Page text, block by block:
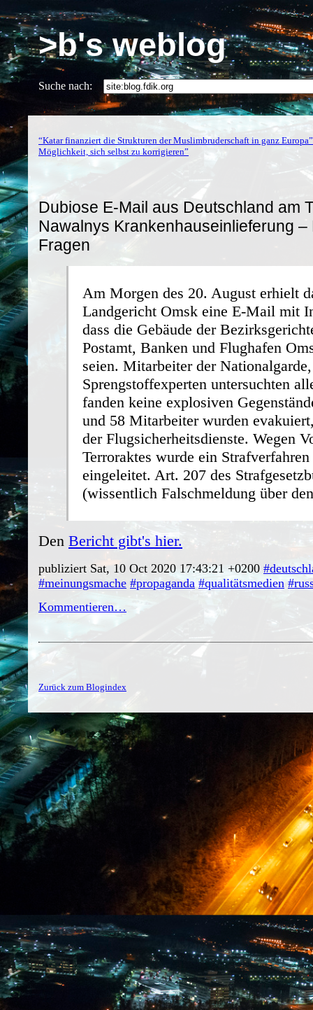
>b's weblog
Suche nach:
“Katar finanziert die Strukturen der Muslimbruderschaft in ganz Europa”
Möglichkeit, sich selbst zu korrigieren”
Dubiose E-Mail aus Deutschland am
Nawalnys Krankenhauseinlieferung –
Fragen
Am Morgen des 20. August erhielt
Landgericht Omsk eine E-Mail mit
dass die Gebäude der
Postamt, Banken und Flughafen
seien. Mitarbeiter der
Sprengstoffexperten untersuchten
fanden keine explosiven
und 58 Mitarbeiter wurden
der Flugsicherheitsdienste. Wegen
Terroraktes wurde ein
eingeleitet. Art. 207 des
(wissentlich Falschmeldung über
Den Bericht gibt's hier.
publiziert Sat, 10 Oct 2020 17:43:21 +0200
#meinungsmache #propaganda #qualitätsmedien
Kommentieren…
Zurück zum Blogindex